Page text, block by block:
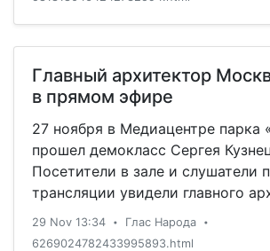
лишение родительских прав
Главный архитектор
в прямом эфире
27 ноября в Медиацентре парка
прошел демокласс Сергея
Посетители в зале и слушатели
трансляции увидели главного
столицы в роли художника: в
реального времени он написал
29 Nov 13:34 • Глас Народа •
6269024782433995893.html